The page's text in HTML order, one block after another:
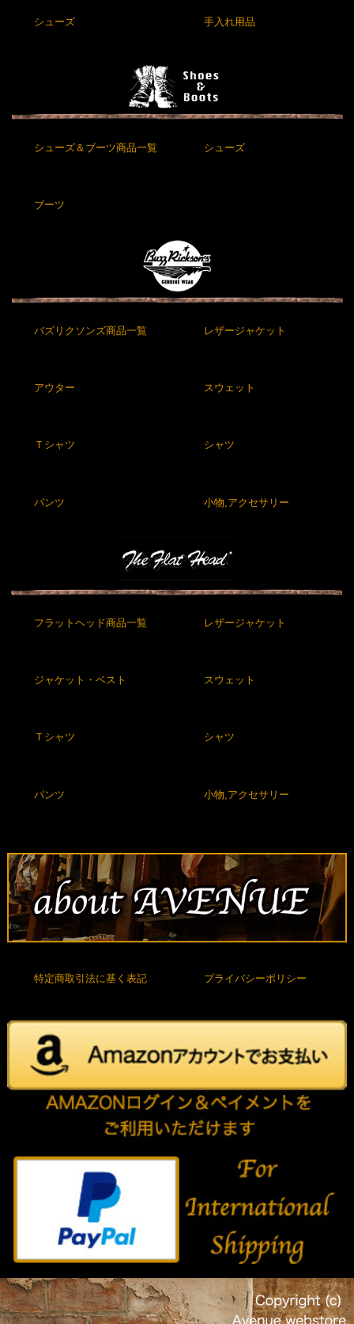
シューズ 手入れ用品
シューズ＆ブーツ商品一覧 シューズ
ブーツ
バズリクソンズ商品一覧 レザージャケット
アウター スウェット
Ｔシャツ シャツ
パンツ 小物,アクセサリー
フラットヘッド商品一覧 レザージャケット
ジャケット・ベスト スウェット
Ｔシャツ シャツ
パンツ 小物,アクセサリー
特定商取引法に基く表記 プライバシーポリシー